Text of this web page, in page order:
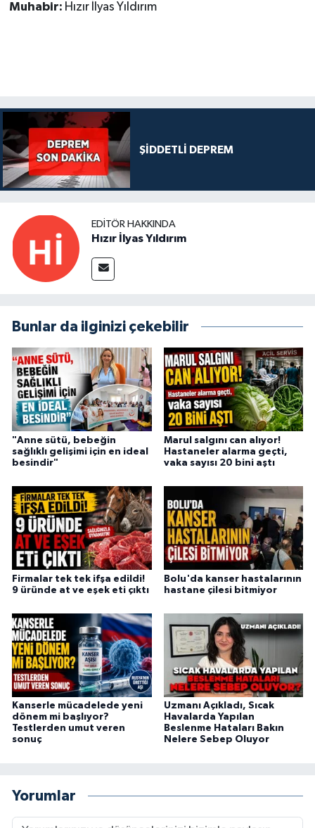
Muhabir: Hızır İlyas Yıldırım
ŞİDDETLİ DEPREM
EDITÖR HAKKINDA
Hızır İlyas Yıldırım
Bunlar da ilginizi çekebilir
"Anne sütü, bebeğin
sağlıklı gelişimi için en ideal
besindir"
Marul salgını can alıyor!
Hastaneler alarma geçti,
vaka sayısı 20 bini aştı
Firmalar tek tek ifşa edildi!
9 üründe at ve eşek eti çıktı
Bolu'da kanser hastalarının
hastane çilesi bitmiyor
Kanserle mücadelede yeni
dönem mi başlıyor?
Testlerden umut veren
sonuç
Uzmanı Açıkladı, Sıcak
Havalarda Yapılan
Beslenme Hataları Bakın
Nelere Sebep Oluyor
Yorumlar